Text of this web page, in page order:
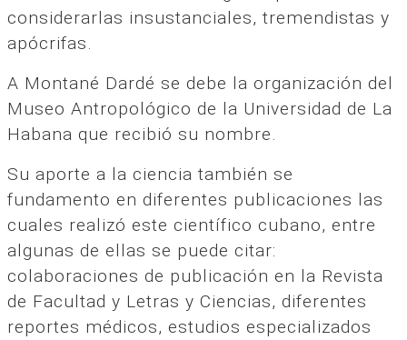
considerarlas insustanciales, tremendistas y
apócrifas.
A Montané Dardé se debe la organización del
Museo Antropológico de la Universidad de La
Habana que recibió su nombre.
Su aporte a la ciencia también se
fundamento en diferentes publicaciones las
cuales realizó este científico cubano, entre
algunas de ellas se puede citar:
colaboraciones de publicación en la Revista
de Facultad y Letras y Ciencias, diferentes
reportes médicos, estudios especializados